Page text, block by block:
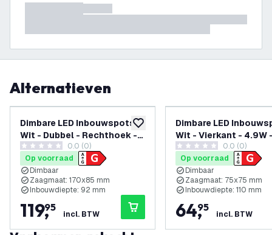
Alternatieven
toevoegen aan verlanglijst
Dimbare LED Inbouwspots -
Wit - Dubbel - Rechthoek -
4.9W - RGB+CCT - 345
Lumen - 185x100mm - 6
pack
0 score sterren0.0 (0)
Op voorraad
Dimbaar
Zaagmaat: 170x85 mm
Inbouwdiepte: 92 mm
119,
95
incl. BTW
Dimbare LED
Wit - Vierkant - 4.9W
RGB+CCT - 345
81x81mm - 6 pack
0 score sterren0.0 (0)
Op voorraad
Dimbaar
Zaagmaat: 75x75 mm
Inbouwdiepte: 110 mm
64,
95
incl. BTW